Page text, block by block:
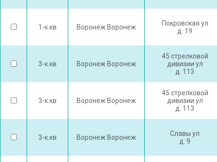
1-к.кв Воронеж Воронеж
Покровская ул
д. 19
3-к.кв Воронеж Воронеж
45 стрелковой
дивизии ул
д. 113
3-к.кв Воронеж Воронеж
45 стрелковой
дивизии ул
д. 113
3-к.кв Воронеж Воронеж
Славы ул
д. 9